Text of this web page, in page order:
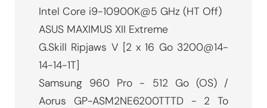
Intel Core i9-10900K@5 GHz (HT Off)
ASUS MAXIMUS XII Extreme
G.Skill Ripjaws V [2 x 16 Go 3200@14-
14-14-1T]
Samsung 960 Pro - 512 Go (OS) /
Aorus GP-ASM2NE6200TTTD - 2 To